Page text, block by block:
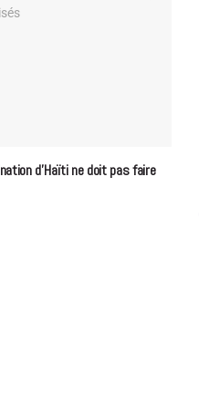
d’Haïti ne doit pas faire